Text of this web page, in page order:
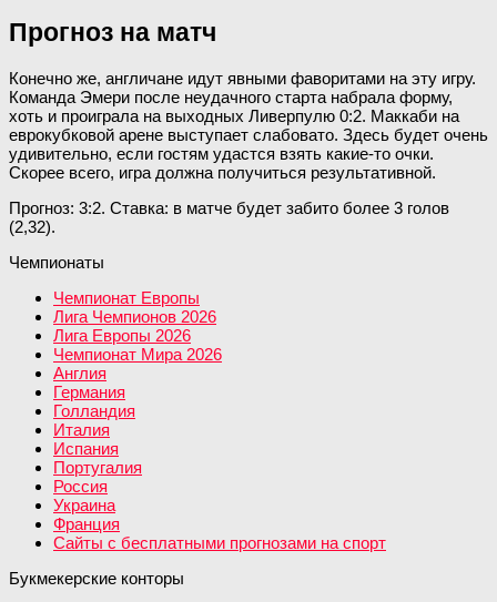
Прогноз на матч
Конечно же, англичане идут явными фаворитами на эту игру.
Команда Эмери после неудачного старта набрала форму,
хоть и проиграла на выходных Ливерпулю 0:2. Маккаби на
еврокубковой арене выступает слабовато. Здесь будет очень
удивительно, если гостям удастся взять какие-то очки.
Скорее всего, игра должна получиться результативной.
Прогноз: 3:2. Ставка: в матче будет забито более 3 голов
(2,32).
Чемпионаты
Чемпионат Европы
Лига Чемпионов 2026
Лига Европы 2026
Чемпионат Мира 2026
Англия
Германия
Голландия
Италия
Испания
Португалия
Россия
Украина
Франция
Сайты с бесплатными прогнозами на спорт
Букмекерские конторы